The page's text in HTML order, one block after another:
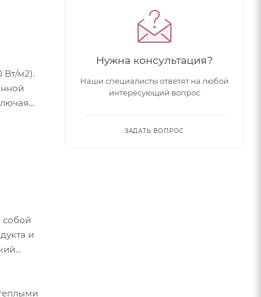
Вт/м2).
собой
и
Нужна консультация?
Наши специалисты ответят на любой
интересующий вопрос
ЗАДАТЬ ВОПРОС